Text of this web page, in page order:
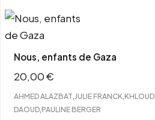
Nous, enfants de Gaza
20,00€
AHMED ALAZBAT JULIE FRANCK KHLOUD
DAOUD PAULINE BERGER